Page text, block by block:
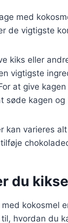
med
de vigtigste
kiks eller
vigtigste
at give
søde kagen
kan varieres
du
kokosmel
hvordan du